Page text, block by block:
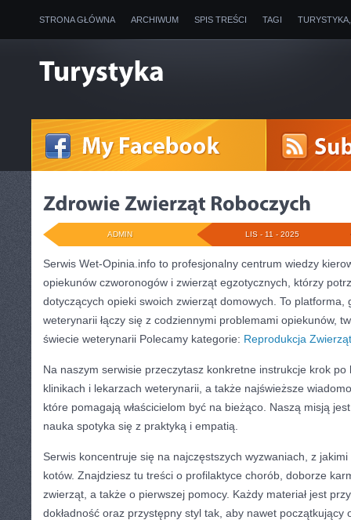
STRONA GŁÓWNA ARCHIWUM SPIS TREŚCI TAGI
LIS - 11 - 2025
ADMIN
Serwis Wet-Opinia.info to profesjonalny centrum wiedzy
opiekunów czworonogów i zwierząt egzotycznych, którzy
dotyczących opieki swoich zwierząt domowych. To platforma,
weterynarii łączy się z codziennymi problemami opiekunów,
świecie weterynarii Polecamy kategorie: Reprodukcja Zwierząt
Na naszym serwisie przeczytasz konkretne instrukcje krok
klinikach i lekarzach weterynarii, a także najświeższe
które pomagają właścicielom być na bieżąco. Naszą misją
nauka spotyka się z praktyką i empatią.
Serwis koncentruje się na najczęstszych wyzwaniach, z
kotów. Znajdziesz tu treści o profilaktyce chorób, doborze
zwierząt, a także o pierwszej pomocy. Każdy materiał jest
dokładność oraz przystępny styl tak, aby nawet początkujący